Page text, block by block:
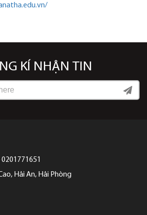
KÍ NHẬN TIN
Hải An, Hải Phòng